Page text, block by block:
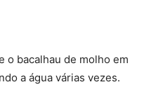
o bacalhau de molho em
a água várias vezes.